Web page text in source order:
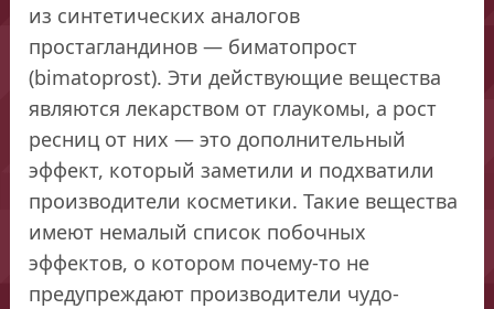
из синтетических аналогов
простагландинов — биматопрост
(bimatoprost). Эти действующие вещества
являются лекарством от глаукомы, а рост
ресниц от них — это дополнительный
эффект, который заметили и подхватили
производители косметики. Такие вещества
имеют немалый список побочных
эффектов, о котором почему-то не
предупреждают производители чудо-